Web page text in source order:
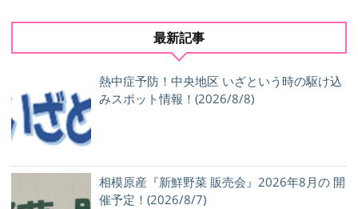
最新記事
熱中症予防！中央地区 いざという時の駆け込
みスポット情報！(2026/8/8)
相模原産『新鮮野菜 販売会』2026年8月の 開
催予定！(2026/8/7)